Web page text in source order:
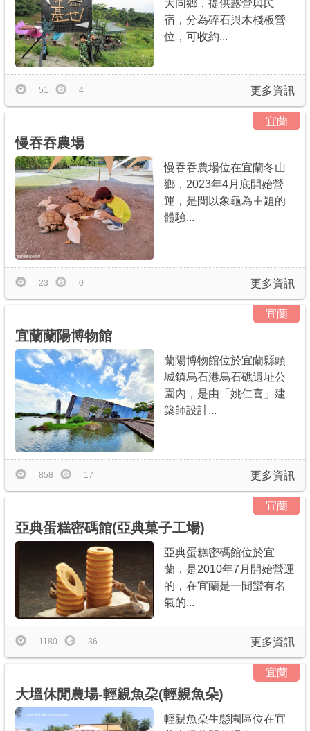
大同鄉，提供露營與民
宿，分為碎石與木棧板營
位，可收約...
更多資訊
51 4
宜蘭
慢吞吞農場
慢吞吞農場位在宜蘭冬山
鄉，2023年4月底開始營
運，是間以象龜為主題的
體驗...
更多資訊
23 0
宜蘭
宜蘭蘭陽博物館
蘭陽博物館位於宜蘭縣頭
城鎮烏石港烏石礁遺址公
園內，是由「姚仁喜」建
築師設計...
更多資訊
858 17
宜蘭
亞典蛋糕密碼館(亞典菓子工場)
亞典蛋糕密碼館位於宜
蘭，是2010年7月開始營運
的，在宜蘭是一間蠻有名
氣的...
更多資訊
1180 36
宜蘭
大塭休閒農場-輕親魚朶(輕親魚朵)
輕親魚朶生態園區位在宜